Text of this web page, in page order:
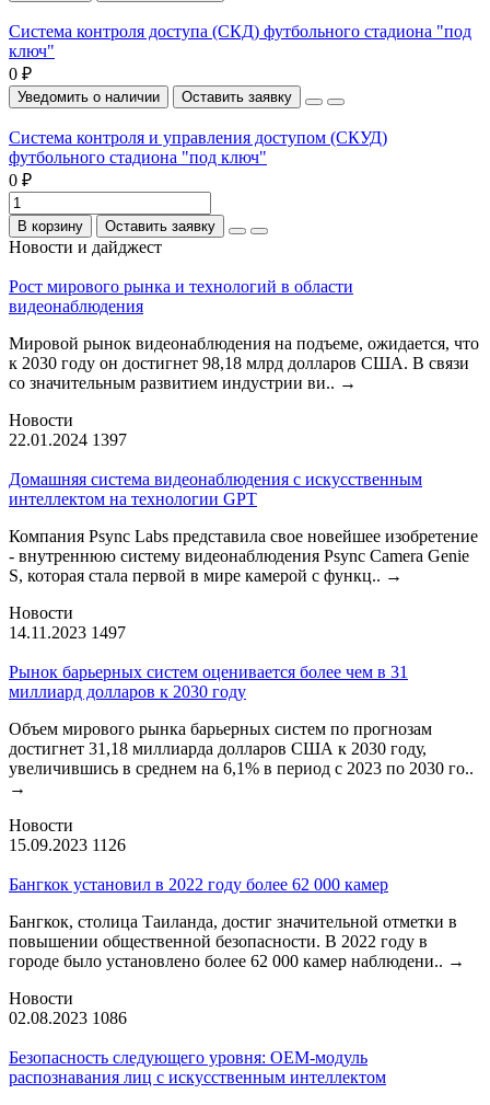
Система контроля доступа (СКД) футбольного стадиона "под
ключ"
0 ₽
Уведомить о наличии Оставить заявку
Система контроля и управления доступом (СКУД)
футбольного стадиона "под ключ"
0 ₽
В корзину Оставить заявку
Новости и дайджест
Рост мирового рынка и технологий в области
видеонаблюдения
Мировой рынок видеонаблюдения на подъеме, ожидается, что
к 2030 году он достигнет 98,18 млрд долларов США. В связи
со значительным развитием индустрии ви.. →
Новости
22.01.2024 1397
Домашняя система видеонаблюдения с искусственным
интеллектом на технологии GPT
Компания Psync Labs представила свое новейшее изобретение
- внутреннюю систему видеонаблюдения Psync Camera Genie
S, которая стала первой в мире камерой с функц.. →
Новости
14.11.2023 1497
Рынок барьерных систем оценивается более чем в 31
миллиард долларов к 2030 году
Объем мирового рынка барьерных систем по прогнозам
достигнет 31,18 миллиарда долларов США к 2030 году,
увеличившись в среднем на 6,1% в период с 2023 по 2030 го..
→
Новости
15.09.2023 1126
Бангкок установил в 2022 году более 62 000 камер
Бангкок, столица Таиланда, достиг значительной отметки в
повышении общественной безопасности. В 2022 году в
городе было установлено более 62 000 камер наблюдени.. →
Новости
02.08.2023 1086
Безопасность следующего уровня: OEM-модуль
распознавания лиц с искусственным интеллектом